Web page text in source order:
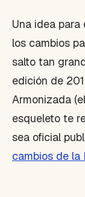
Una idea
los cambios
salto tan
edición de
Armonizada
esqueleto te
sea oficial
cambios de